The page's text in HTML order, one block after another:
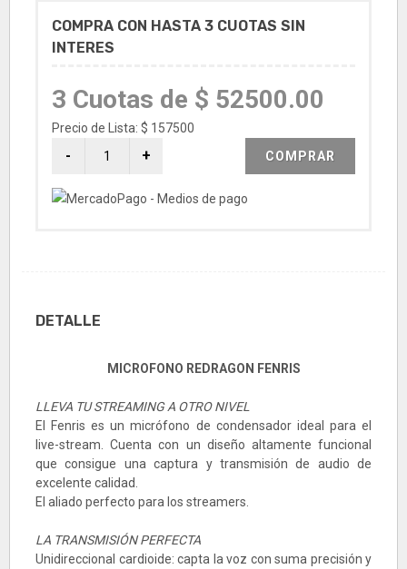
COMPRA CON HASTA 3 CUOTAS SIN
INTERES
3 Cuotas de $ 52500.00
Precio de Lista: $ 157500
COMPRAR
DETALLE
MICROFONO REDRAGON FENRIS
LLEVA TU STREAMING A OTRO NIVEL
El Fenris es un micrófono de condensador ideal para el
live-stream. Cuenta con un diseño altamente funcional
que consigue una captura y transmisión de audio de
excelente calidad.
El aliado perfecto para los streamers.
LA TRANSMISIÓN PERFECTA
Unidireccional cardioide: capta la voz con suma precisión y